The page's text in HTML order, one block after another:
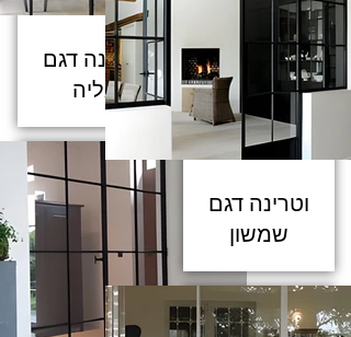
וטרינה דגם
גליה
וטרינה דגם
שמשון